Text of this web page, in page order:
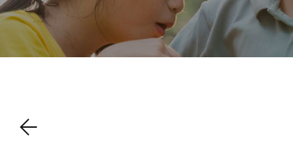
공지사항